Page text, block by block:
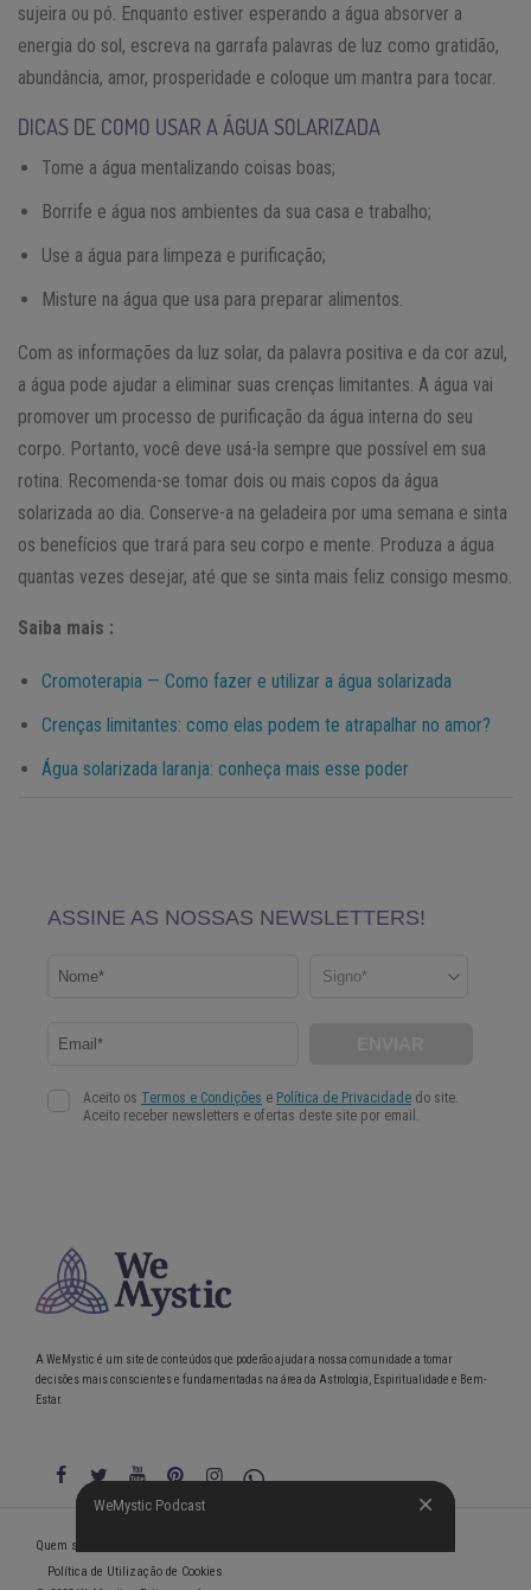
sujeira ou pó. Enquanto estiver esperando a água absorver a
energia do sol, escreva na garrafa palavras de luz como gratidão,
abundância, amor, prosperidade e coloque um mantra para tocar.
DICAS DE COMO USAR A ÁGUA SOLARIZADA
Tome a água mentalizando coisas boas;
Borrife e água nos ambientes da sua casa e trabalho;
Use a água para limpeza e purificação;
Misture na água que usa para preparar alimentos.
Com as informações da luz solar, da palavra positiva e da cor azul,
a água pode ajudar a eliminar suas crenças limitantes. A água vai
promover um processo de purificação da água interna do seu
corpo. Portanto, você deve usá-la sempre que possível em sua
rotina. Recomenda-se tomar dois ou mais copos da água
solarizada ao dia. Conserve-a na geladeira por uma semana e sinta
os benefícios que trará para seu corpo e mente. Produza a água
quantas vezes desejar, até que se sinta mais feliz consigo mesmo.
Saiba mais :
Cromoterapia — Como fazer e utilizar a água solarizada
Crenças limitantes: como elas podem te atrapalhar no amor?
Água solarizada laranja: conheça mais esse poder
WeMystic Podcast
A WeMystic é um site de conteúdos que poderão ajudar a nossa comunidade a tomar
decisões mais conscientes e fundamentadas na área da Astrologia, Espiritualidade e Bem-
Estar.
WeMystic Podcast
Quem somos
Política de Utilização de Cookies